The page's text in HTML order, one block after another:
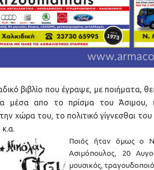
βιβλίο που έγραψε, με ποιήματα,
μέσα απο το πρίσμα του Άσιμου,
χώρα του, το πολιτικό γίγνεσθαι
Ποιός ήταν όμως ο
Ασιμόπουλος, 20
μουσικός,